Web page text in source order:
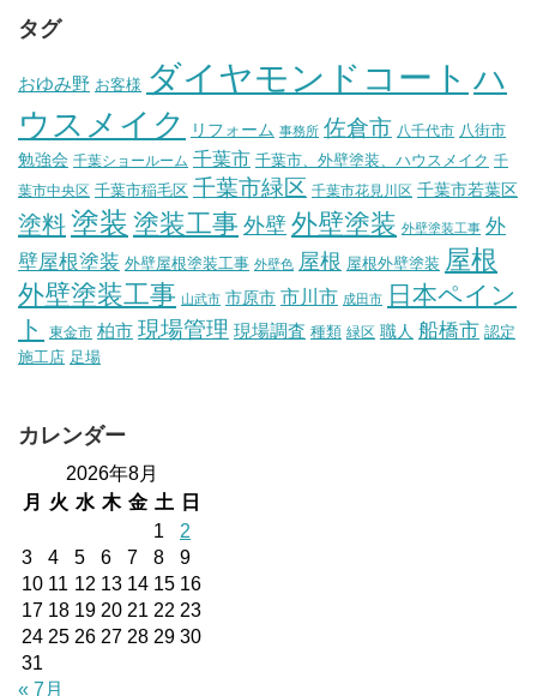
タグ
おゆみ野 お客様 ダイヤモンドコート ハ
ウスメイク
リフォーム 事務所 佐倉市 八千代市 八街市
勉強会 千葉ショールーム 千葉市 千葉市、外壁塗装、ハウスメイク 千
葉市中央区 千葉市稲毛区 千葉市緑区 千葉市花見川区 千葉市若葉区
塗料塗装 塗装工事 外壁 外壁塗装 外壁塗装工事 外
壁屋根塗装 外壁屋根塗装工事 外壁色 屋根 屋根外壁塗装 屋根
外壁塗装工事 山武市 市原市 市川市 成田市
日本ペイン
ト
東金市 柏市 現場管理 現場調査 種類 緑区 職人 船橋市 認定
施工店 足場
カレンダー
2026年8月
月
火 水 木 金 土
日
1
2
3
4 5 6 7 8
9
10 11 12 13 14 15 16
17 18 19 20 21 22 23
24 25 26 27 28 29 30
31
« 7月